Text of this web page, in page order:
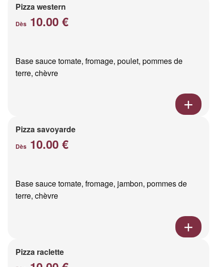
Pizza western
Dès 10.00 €
Base sauce tomate, fromage, poulet, pommes de
terre, chèvre
Pizza savoyarde
Dès 10.00 €
Base sauce tomate, fromage, jambon, pommes de
terre, chèvre
Pizza raclette